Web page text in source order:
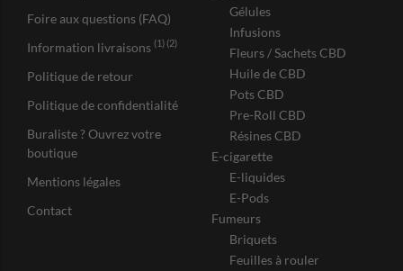
Foire aux questions (FAQ)
Information livraisons (1) (2)
Politique de retour
Politique de confidentialité
Buraliste ? Ouvrez votre
boutique
Mentions légales
Contact
Gélules
Infusions
Fleurs / Sachets CBD
Huile de CBD
Pots CBD
Pre-Roll CBD
Résines CBD
E-cigarette
E-liquides
E-Pods
Fumeurs
Briquets
Feuilles à rouler